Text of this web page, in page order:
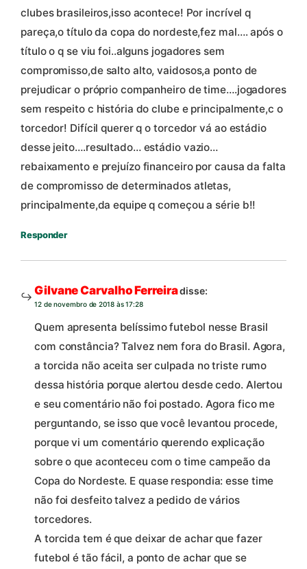
clubes brasileiros,isso acontece! Por incrível q
pareça,o título da copa do nordeste,fez mal…. após o
título o q se viu foi..alguns jogadores sem
compromisso,de salto alto, vaidosos,a ponto de
prejudicar o próprio companheiro de time….jogadores
sem respeito c história do clube e principalmente,c o
torcedor! Difícil querer q o torcedor vá ao estádio
desse jeito….resultado… estádio vazio…
rebaixamento e prejuízo financeiro por causa da falta
de compromisso de determinados atletas,
principalmente,da equipe q começou a série b!!
Responder
Gilvane Carvalho Ferreiradisse:
12 de novembro de 2018 às 17:28
Quem apresenta belíssimo futebol nesse Brasil
com constância? Talvez nem fora do Brasil. Agora,
a torcida não aceita ser culpada no triste rumo
dessa história porque alertou desde cedo. Alertou
e seu comentário não foi postado. Agora fico me
perguntando, se isso que você levantou procede,
porque vi um comentário querendo explicação
sobre o que aconteceu com o time campeão da
Copa do Nordeste. E quase respondia: esse time
não foi desfeito talvez a pedido de vários
torcedores.
A torcida tem é que deixar de achar que fazer
futebol é tão fácil, a ponto de achar que se